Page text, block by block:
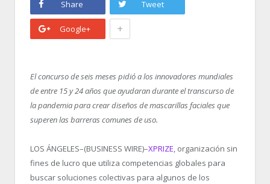
Share Tweet
Google+ +
El concurso de seis meses pidió a los innovadores mundiales
de entre 15 y 24 años que ayudaran durante el transcurso de
la pandemia para crear diseños de mascarillas faciales que
superen las barreras comunes de uso.
LOS ÁNGELES–(BUSINESS WIRE)–XPRIZE, organización sin
fines de lucro que utiliza competencias globales para
buscar soluciones colectivas para algunos de los